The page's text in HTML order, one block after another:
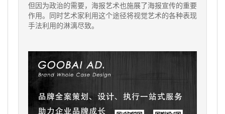
但因为政治的需要，海报艺术也施展了海报宣传的重要
作用。同时艺术家利用这个途径将视觉艺术的各种表现
手法利用的淋漓尽致。